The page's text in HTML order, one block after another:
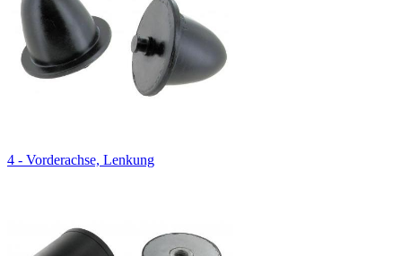
4 - Vorderachse, Lenkung